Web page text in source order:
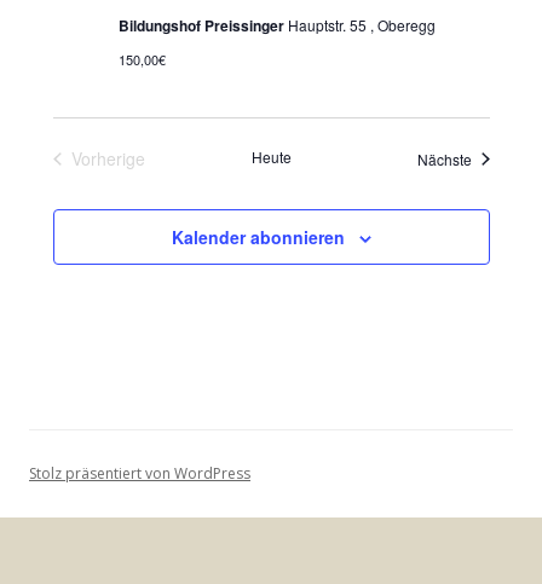
Bildungshof Preissinger Hauptstr. 55 , Oberegg
150,00€
Vorherige
Heute Nächste
Kalender abonnieren
Stolz präsentiert von WordPress